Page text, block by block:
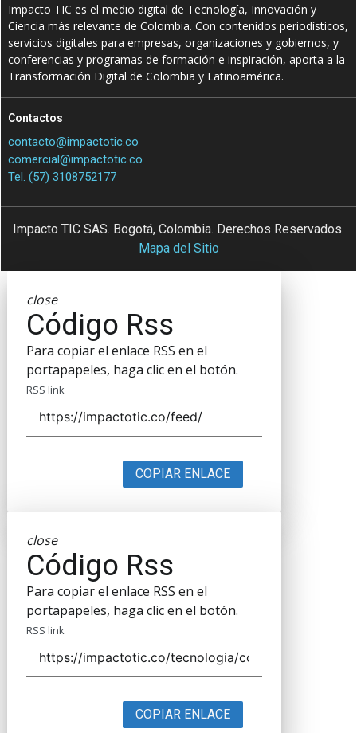
Impacto TIC es el medio digital de Tecnología, Innovación y
Ciencia más relevante de Colombia. Con contenidos periodísticos,
servicios digitales para empresas, organizaciones y gobiernos, y
conferencias y programas de formación e inspiración, aporta a la
Transformación Digital de Colombia y Latinoamérica.
Contactos
contacto@impactotic.co
comercial@impactotic.co
Tel. (57) 3108752177
Impacto TIC SAS. Bogotá, Colombia. Derechos Reservados.
Mapa del Sitio
close
Código Rss
Para copiar el enlace RSS en el
portapapeles, haga clic en el botón.
RSS link
COPIAR ENLACE
close
Código Rss
Para copiar el enlace RSS en el
portapapeles, haga clic en el botón.
RSS link
COPIAR ENLACE